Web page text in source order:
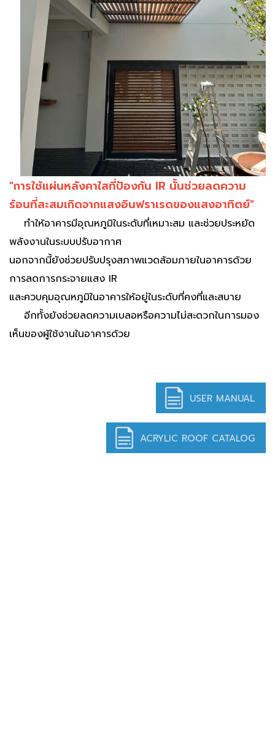
"การใช้แผ่นหลังคาใสที่ป้องกัน IR นั้นช่วยลดความ
ร้อนที่สะสมเกิดจากแสงอินฟราเรดของแสงอาทิตย์"
ทำให้อาคารมีอุณหภูมิในระดับที่เหมาะสม และช่วยประหยัด
พลังงานในระบบปรับอากาศ
นอกจากนี้ยังช่วยปรับปรุงสภาพแวดล้อมภายในอาคารด้วย
การลดการกระจายแสง IR
และควบคุมอุณหภูมิในอาคารให้อยู่ในระดับที่คงที่และสบาย
อีกทั้งยังช่วยลดความเบลอหรือความไม่สะดวกในการมอง
เห็นของผู้ใช้งานในอาคารด้วย
USER MANUAL
ACRYLIC ROOF CATALOG